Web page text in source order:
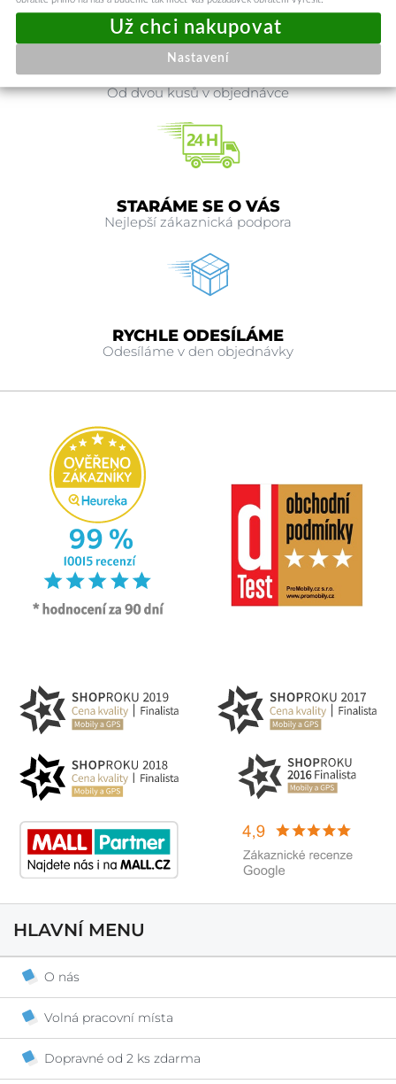
DOPRAVA ZDARMA
Od dvou kusů v objednávce
STARÁME SE O VÁS
Nejlepší zákaznická podpora
RYCHLE ODESÍLÁME
Odesíláme v den objednávky
HLAVNÍ MENU
O nás
Volná pracovní místa
Dopravné od 2 ks zdarma
Nastavení